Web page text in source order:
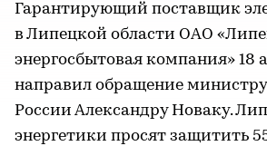
Гарантирующий поставщик
в Липецкой области ОАО
энергосбытовая компания» 18
направил обращение
России Александру Новаку.
энергетики просят защитить